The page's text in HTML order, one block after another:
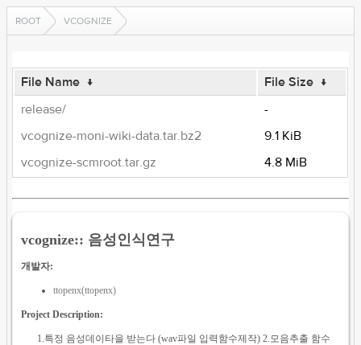
ROOT VCOGNIZE
File Name ↓ File Size ↓
release/
-
vcognize-moni-wiki-data.tar.bz2
9.1 KiB
vcognize-scmroot.tar.gz
4.8 MiB
vcognize:: 음성인식연구
개발자:
ttopenx(ttopenx)
Project Description:
1.특정 음성데이타을 받는다 (wav파일 입력함수제작) 2.모음추출 함수